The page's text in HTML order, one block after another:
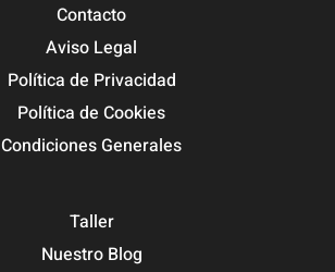
Contacto
Aviso Legal
Política de Privacidad
Política de Cookies
Condiciones Generales
Taller
Nuestro Blog